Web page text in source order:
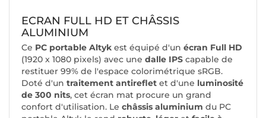
ECRAN FULL HD ET CHÂSSIS
ALUMINIUM
Ce PC portable Altyk est équipé d'un écran Full HD
(1920 x 1080 pixels) avec une dalle IPS capable de
restituer 99% de l'espace colorimétrique sRGB.
Doté d'un traitement antireflet et d'une luminosité
de 300 nits, cet écran mat procure un grand
confort d'utilisation. Le châssis aluminium du PC